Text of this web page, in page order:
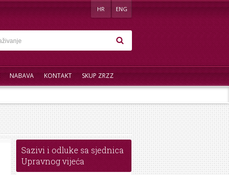
HR ENG
NABAVA KONTAKT SKUP ZRZZ
Sazivi i odluke sa sjednica
Upravnog vijeća